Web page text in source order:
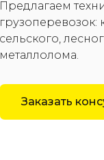
Предлагаем
сельского,
металлолома.
Заказать